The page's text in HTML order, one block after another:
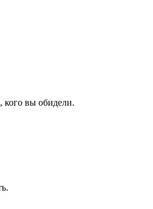
кого вы обидели.